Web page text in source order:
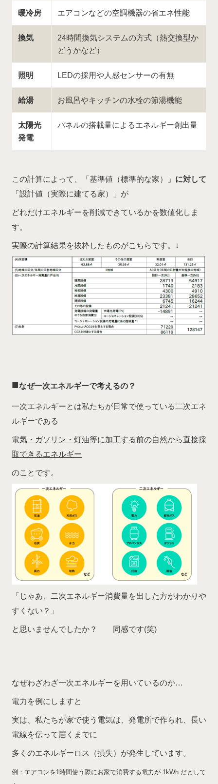
暖冷房 エアコンなどの空調機器の省エネ性能
換気
24時間換気システムの方式（熱交換型か
どうかなど）
照明 LEDの採用や人感センサーの有無
給湯 お風呂やキッチンの水栓の節湯機能
太陽光
発電
パネルの搭載量によるエネルギー創出量
この計算によって、「基準値（標準的な家）」 に対して
「設計値（実際に建てる家）」が
どれだけエネルギーを削減できているかを数値化しま
す。
実際の計算結果を抜粋したものがこちらです。↓
■なぜ一次エネルギーで考えるの？
一次エネルギーとは私たちが日常で使っている二次エネ
ルギーである
電気・ガソリン・灯油等に加工する前の自然から直接採
取できるエネルギー
のことです。
「じゃあ、二次エネルギー消費量を出した方がわかりや
すくない？」
と思いませんでしたか？ 同感です(笑)
なぜわざわざ一次エネルギーを用いているのか…
電力を例にしますと
実は、私たちが家で使う電気は、発電所で作られ、長い
電線を伝って届くまでに
多くのエネルギーロス（損失）が発生しています。
例：エアコンを1時間使う際にお家で消費する電力が 1kWh だとして